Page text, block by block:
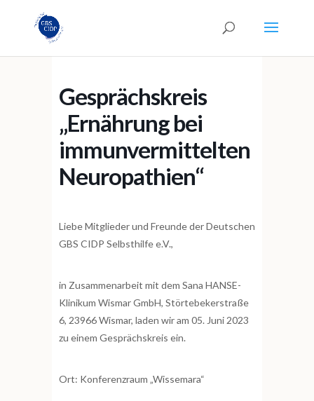
Gesprächskreis
„Ernährung bei
immunvermittelten
Neuropathien“
Liebe Mitglieder und Freunde der Deutschen
GBS CIDP Selbsthilfe e.V.,
in Zusammenarbeit mit dem Sana HANSE-
Klinikum Wismar GmbH, Störtebekerstraße
6, 23966 Wismar, laden wir am 05. Juni 2023
zu einem Gesprächskreis ein.
Ort: Konferenzraum „Wissemara“